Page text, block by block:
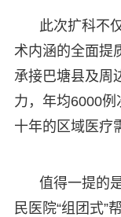
此次扩科不
术内涵的全面提
承接巴塘县及周
力，年均6000
十年的区域医疗
值得一提的
民医院“组团式”